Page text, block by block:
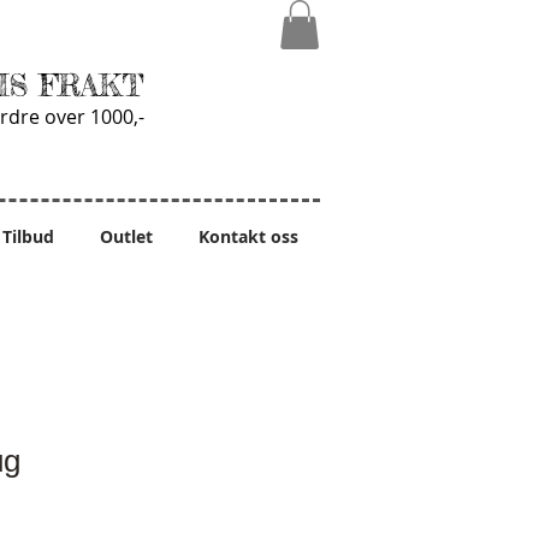
FRAKT
over 1000,-
Tilbud Outlet Kontakt oss